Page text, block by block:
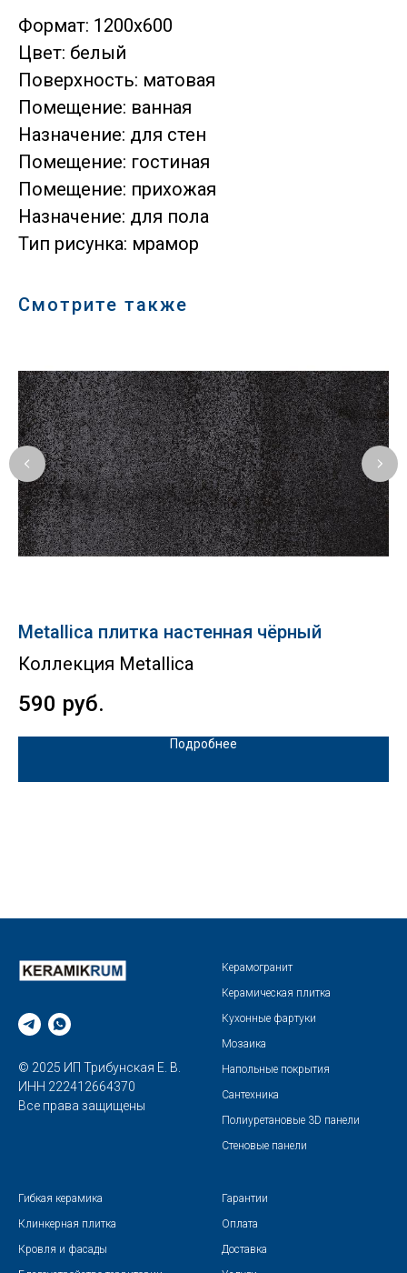
Формат: 1200х600
Цвет: белый
Поверхность: матовая
Помещение: ванная
Назначение: для стен
Помещение: гостиная
Помещение: прихожая
Назначение: для пола
Тип рисунка: мрамор
Смотрите также
Metallica плитка настенная чёрный
Коллекция Metallica
590 руб.
Подробнее
© 2025 ИП Трибунская Е. В.
ИНН 222412664370
Все права защищены
Керамогранит
Керамическая плитка
Кухонные фартуки
Мозаика
Напольные покрытия
Сантехника
Полиуретановые 3D панели
Стеновые панели
Гибкая керамика
Клинкерная плитка
Кровля и фасады
Гарантии
Оплата
Доставка